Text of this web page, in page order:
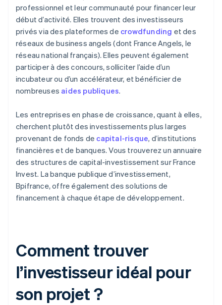
professionnel et leur communauté pour financer leur
début d’activité. Elles trouvent des investisseurs
privés via des plateformes de crowdfunding et des
réseaux de business angels (dont France Angels, le
réseau national français). Elles peuvent également
participer à des concours, solliciter l’aide d’un
incubateur ou d’un accélérateur, et bénéficier de
nombreuses aides publiques.
Les entreprises en phase de croissance, quant à elles,
cherchent plutôt des investissements plus larges
provenant de fonds de capital-risque, d’institutions
financières et de banques. Vous trouverez un annuaire
des structures de capital-investissement sur France
Invest. La banque publique d’investissement,
Bpifrance, offre également des solutions de
financement à chaque étape de développement.
Comment trouver
l’investisseur idéal pour
son projet ?